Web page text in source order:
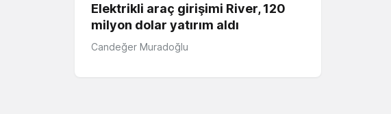
Elektrikli araç girişimi River, 120
milyon dolar yatırım aldı
Candeğer Muradoğlu